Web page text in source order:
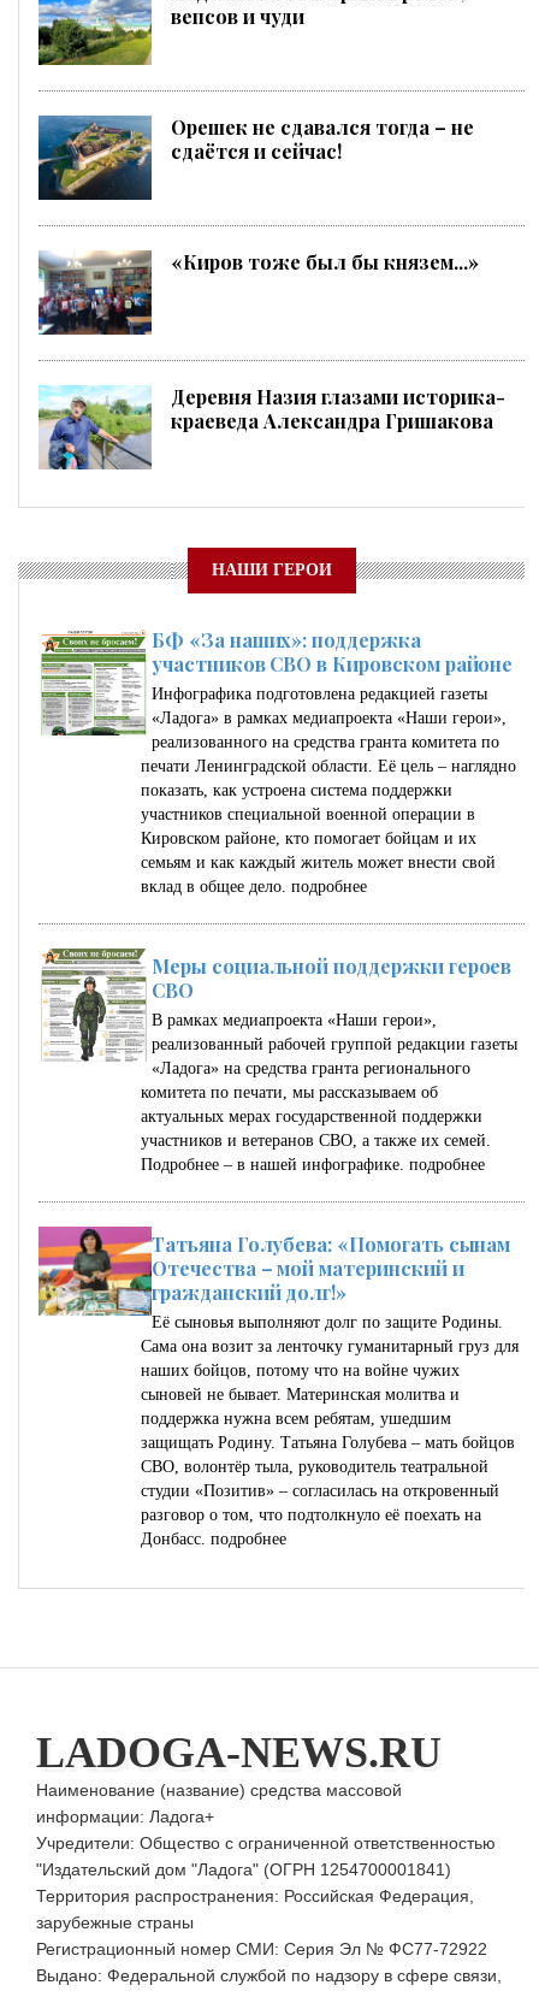
вепсов и чуди
Орешек не сдавался тогда – не
сдаётся и сейчас!
«Киров тоже был бы князем...»
Деревня Назия глазами историка-
краеведа Александра Гришакова
НАШИ ГЕРОИ
БФ «За наших»: поддержка
участников СВО в Кировском районе
Инфографика подготовлена редакцией газеты
«Ладога» в рамках медиапроекта «Наши герои»,
реализованного на средства гранта комитета по
печати Ленинградской области. Её цель – наглядно
показать, как устроена система поддержки
участников специальной военной операции в
Кировском районе, кто помогает бойцам и их
семьям и как каждый житель может внести свой
вклад в общее дело. подробнее
Меры социальной поддержки героев
СВО
В рамках медиапроекта «Наши герои»,
реализованный рабочей группой редакции газеты
«Ладога» на средства гранта регионального
комитета по печати, мы рассказываем об
актуальных мерах государственной поддержки
участников и ветеранов СВО, а также их семей.
Подробнее – в нашей инфографике. подробнее
Татьяна Голубева: «Помогать сынам
Отечества – мой материнский и
гражданский долг!»
Её сыновья выполняют долг по защите Родины.
Сама она возит за ленточку гуманитарный груз для
наших бойцов, потому что на войне чужих
сыновей не бывает. Материнская молитва и
поддержка нужна всем ребятам, ушедшим
защищать Родину. Татьяна Голубева – мать бойцов
СВО, волонтёр тыла, руководитель театральной
студии «Позитив» – согласилась на откровенный
разговор о том, что подтолкнуло её поехать на
Донбасс. подробнее
LADOGA-NEWS.RU
Наименование (название) средства массовой
информации: Ладога+
Учредители: Общество с ограниченной ответственностью
"Издательский дом "Ладога" (ОГРН 1254700001841)
Территория распространения: Российская Федерация,
зарубежные страны
Регистрационный номер СМИ: Серия Эл № ФС77-72922
Выдано: Федеральной службой по надзору в сфере связи,